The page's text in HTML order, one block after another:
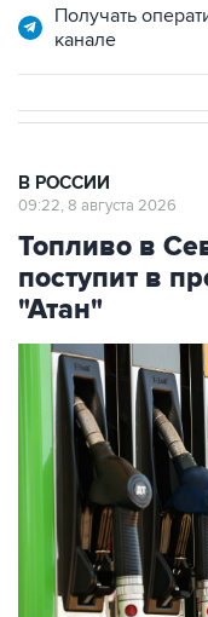
Получать
канале
В РОССИИ
09:22, 8 августа 2026
Топливо в
поступит в
"Атан"